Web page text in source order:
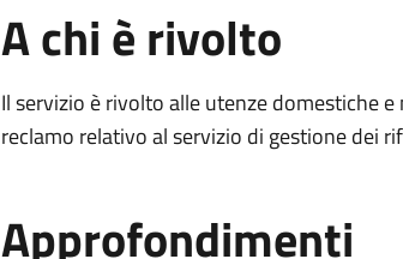
A chi è rivolto
Il servizio è rivolto alle utenze domestiche
reclamo relativo al servizio di gestione dei
Approfondimenti